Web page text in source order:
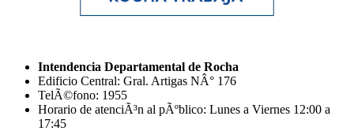
Intendencia Departamental de Rocha
Edificio Central: Gral. Artigas NÂ° 176
TelÃ©fono: 1955
Horario de atenciÃ³n al pÃºblico: Lunes a Viernes 12:00 a
17:45